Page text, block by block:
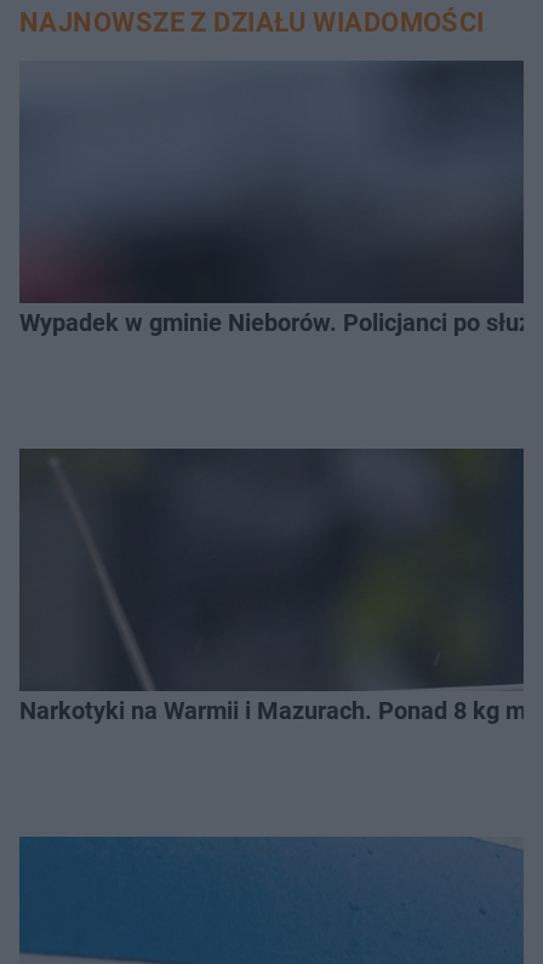
NAJNOWSZE Z DZIAŁU WIADOMOŚCI
Wypadek w gminie Nieborów. Policjanci po
Narkotyki na Warmii i Mazurach. Ponad 8 kg